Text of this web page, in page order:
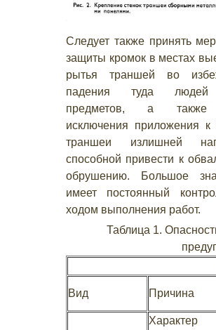
Следует также принять
защиты кромок в местах
рытья траншей во
падения туда
предметов, а
исключения приложения к
траншеи излишней
способной привести к
обрушению. Большое
имеет постоянный
ходом выполнения работ.
Таблица 1.
Вид Причина
Характер